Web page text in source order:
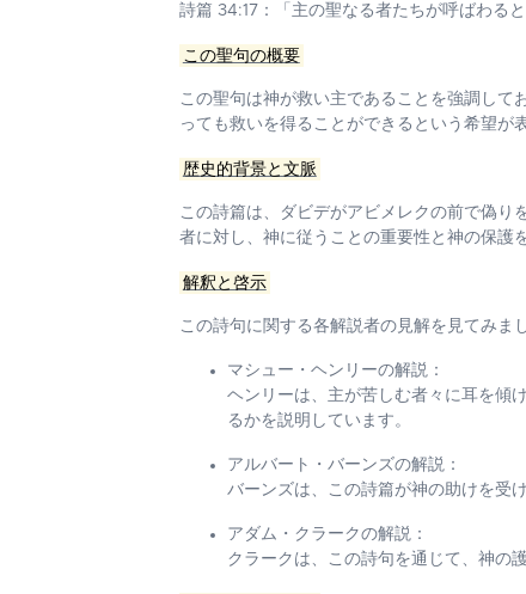
詩篇 34:17： 「主の聖なる者たちが呼ばわる
この聖句の概要
この聖句は神が救い主であることを強調して
っても救いを得ることができるという希望が
歴史的背景と文脈
この詩篇は、ダビデがアビメレクの前で偽り
者に対し、神に従うことの重要性と神の保護
解釈と啓示
この詩句に関する各解説者の見解を見てみま
マシュー・ヘンリーの解説：
ヘンリーは、主が苦しむ者々に耳を傾
るかを説明しています。
アルバート・バーンズの解説：
バーンズは、この詩篇が神の助けを受
アダム・クラークの解説：
クラークは、この詩句を通じて、神の